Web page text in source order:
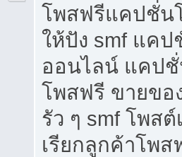
โพสฟรีแคปชั่น
ให้ปัง smf แค
ออนไลน์ แคป
โพสฟรี ขายขอ
รัว ๆ smf โพส
เรียกลูกค้าโพส